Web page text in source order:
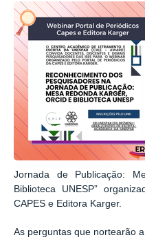
Jornada de Publicação:
Biblioteca UNESP”
CAPES e Editora Karger.
As perguntas que nortearão